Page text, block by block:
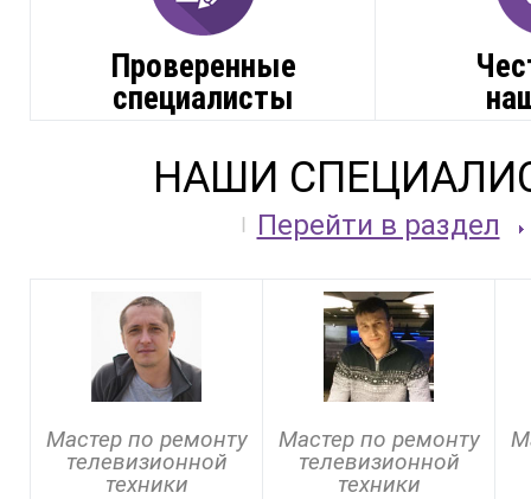
Проверенные
специалисты
НАШИ
Перейти в раздел
Мастер по ремонту
телевизионной
техники
Мастер по ремонту
телевизионной
техники